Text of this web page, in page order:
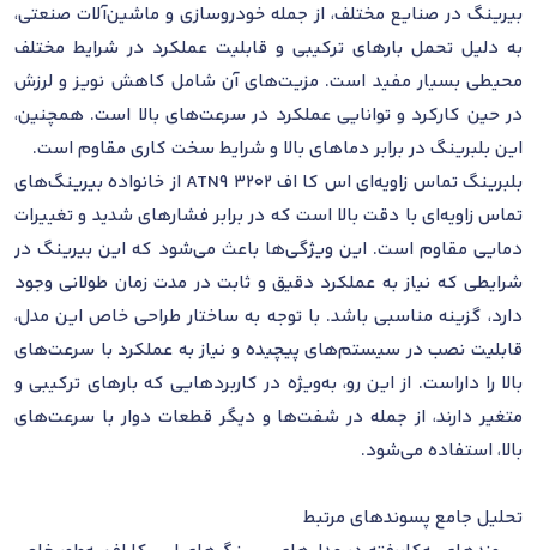
بیرینگ در صنایع مختلف، از جمله خودروسازی و ماشین‌آلات صنعتی،
به دلیل تحمل بارهای ترکیبی و قابلیت عملکرد در شرایط مختلف
محیطی بسیار مفید است. مزیت‌های آن شامل کاهش نویز و لرزش
در حین کارکرد و توانایی عملکرد در سرعت‌های بالا است. همچنین،
این بلبرینگ در برابر دماهای بالا و شرایط سخت کاری مقاوم است.
بلبرینگ تماس زاویه‌ای اس کا اف 3202 ATN9 از خانواده بیرینگ‌های
تماس زاویه‌ای با دقت بالا است که در برابر فشارهای شدید و تغییرات
دمایی مقاوم است. این ویژگی‌ها باعث می‌شود که این بیرینگ در
شرایطی که نیاز به عملکرد دقیق و ثابت در مدت زمان طولانی وجود
دارد، گزینه مناسبی باشد. با توجه به ساختار طراحی خاص این مدل،
قابلیت نصب در سیستم‌های پیچیده و نیاز به عملکرد با سرعت‌های
بالا را داراست. از این رو، به‌ویژه در کاربردهایی که بارهای ترکیبی و
متغیر دارند، از جمله در شفت‌ها و دیگر قطعات دوار با سرعت‌های
بالا، استفاده می‌شود.
تحلیل جامع پسوندهای مرتبط